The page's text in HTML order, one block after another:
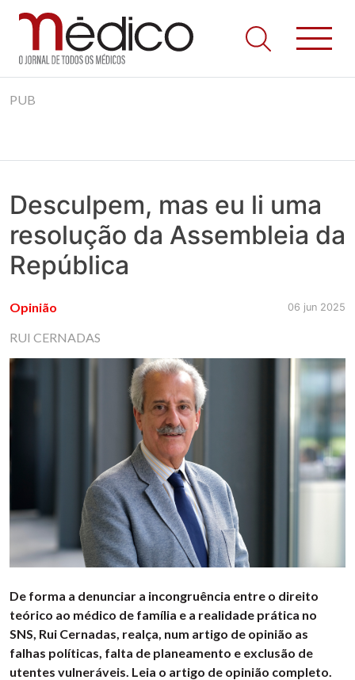
to
Jornal Médico
Médico – O Jornal de Todos os Médicos. Onde as notícias
realmente contam! Tudo o que se passa na Saúde!
PUB
Desculpem, mas eu li uma
resolução da Assembleia da
República
Opinião 06 jun 2025
RUI CERNADAS
De forma a denunciar a incongruência entre o direito
teórico ao médico de família e a realidade prática no
SNS, Rui Cernadas, realça, num artigo de opinião as
falhas políticas, falta de planeamento e exclusão de
utentes vulneráveis. Leia o artigo de opinião completo.